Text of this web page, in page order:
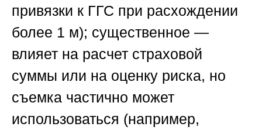
привязки к ГГС при расхождении
более 1 м); существенное —
влияет на расчет страховой
суммы или на оценку риска, но
съемка частично может
использоваться (например,